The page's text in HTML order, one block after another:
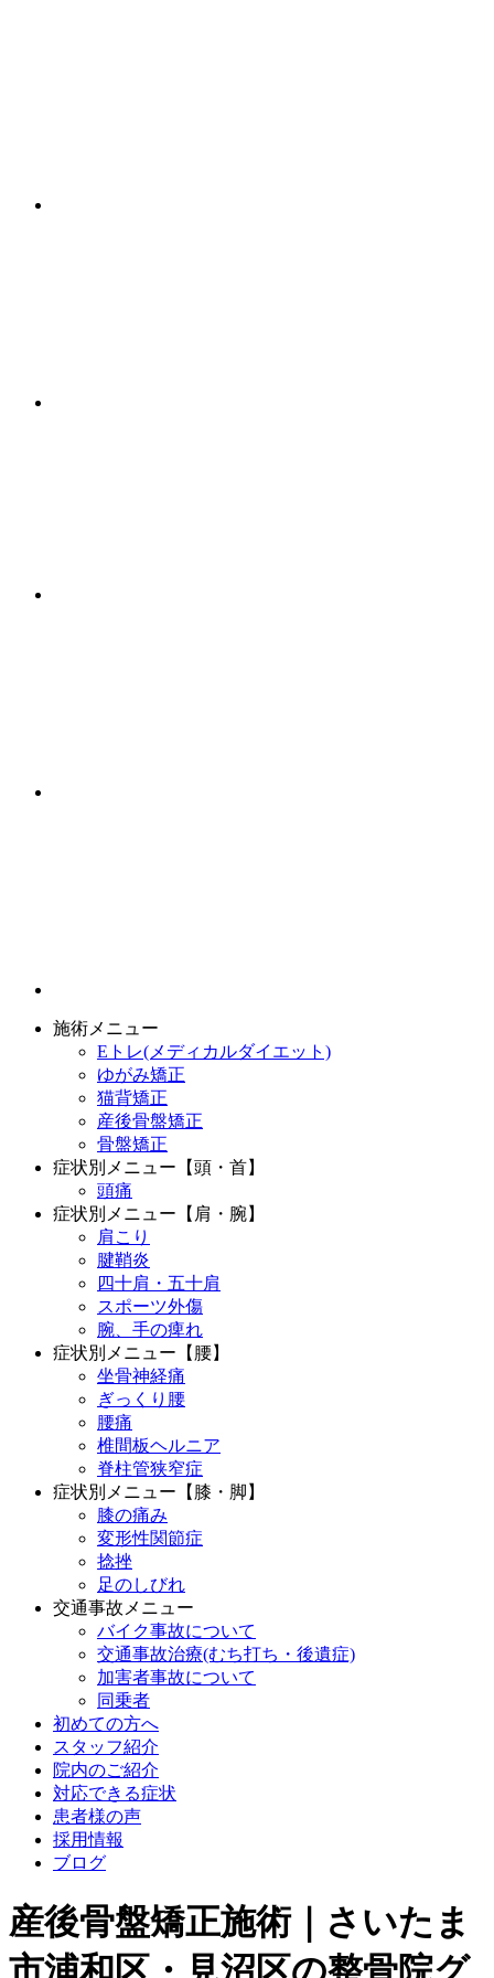
施術メニュー
Eトレ(メディカルダイエット)
ゆがみ矯正
猫背矯正
産後骨盤矯正
骨盤矯正
症状別メニュー【頭・首】
頭痛
症状別メニュー【肩・腕】
肩こり
腱鞘炎
四十肩・五十肩
スポーツ外傷
腕、手の痺れ
症状別メニュー【腰】
坐骨神経痛
ぎっくり腰
腰痛
椎間板ヘルニア
脊柱管狭窄症
症状別メニュー【膝・脚】
膝の痛み
変形性関節症
捻挫
足のしびれ
交通事故メニュー
バイク事故について
交通事故治療(むち打ち・後遺症)
加害者事故について
同乗者
初めての方へ
スタッフ紹介
院内のご紹介
対応できる症状
患者様の声
採用情報
ブログ
産後骨盤矯正施術｜さいたま